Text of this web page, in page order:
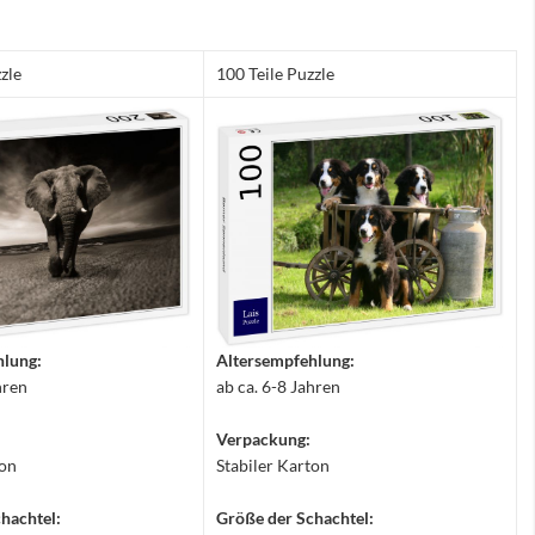
100 Teile Puzzle
Altersempfehlung:
ab ca. 6-8 Jahren
Verpackung:
Stabiler Karton
Größe der Schachtel: